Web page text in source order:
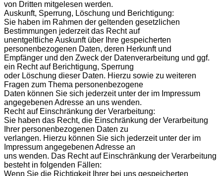
von Dritten mitgelesen werden.
Auskunft, Sperrung, Löschung und Berichtigung:
Sie haben im Rahmen der geltenden gesetzlichen
Bestimmungen jederzeit das Recht auf
unentgeltliche Auskunft über Ihre gespeicherten
personenbezogenen Daten, deren Herkunft und
Empfänger und den Zweck der Datenverarbeitung und ggf.
ein Recht auf Berichtigung, Sperrung
oder Löschung dieser Daten. Hierzu sowie zu weiteren
Fragen zum Thema personenbezogene
Daten können Sie sich jederzeit unter der im Impressum
angegebenen Adresse an uns wenden.
Recht auf Einschränkung der Verarbeitung:
Sie haben das Recht, die Einschränkung der Verarbeitung
Ihrer personenbezogenen Daten zu
verlangen. Hierzu können Sie sich jederzeit unter der im
Impressum angegebenen Adresse an
uns wenden. Das Recht auf Einschränkung der Verarbeitung
besteht in folgenden Fällen:
Wenn Sie die Richtigkeit Ihrer bei uns gespeicherten